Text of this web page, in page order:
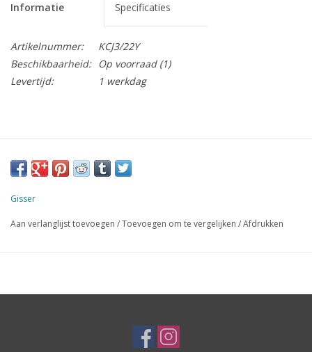
Informatie Specificaties
Artikelnummer:
KCJ3/22Y
Beschikbaarheid:
Op voorraad(1)
Levertijd:
1 werkdag
Gisser
Aan verlanglijst toevoegen /Toevoegen om te vergelijken /Afdrukken